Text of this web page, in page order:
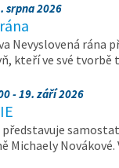
srpna 2026
Nevyslovená rána
kteří ve své
- 19. září 2026
Michaely